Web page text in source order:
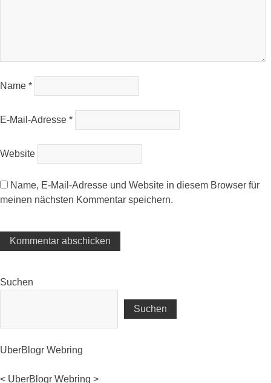
Name *
E-Mail-Adresse *
Website
Name, E-Mail-Adresse und Website in diesem Browser für
meinen nächsten Kommentar speichern.
Suchen
Suchen
UberBlogr Webring
< UberBlogr Webring >